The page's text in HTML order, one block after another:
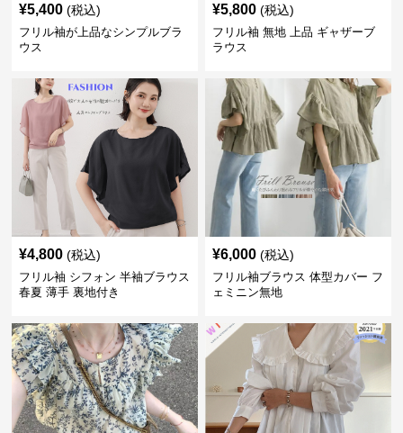
¥5,400 (税込)
フリル袖が上品なシンプルブラ
ウス
¥5,800 (税込)
フリル袖 無地 上品 ギャザーブ
ラウス
¥4,800 (税込)
フリル袖 シフォン 半袖ブラウス
春夏 薄手 裏地付き
¥6,000 (税込)
フリル袖ブラウス 体型カバー フ
ェミニン無地